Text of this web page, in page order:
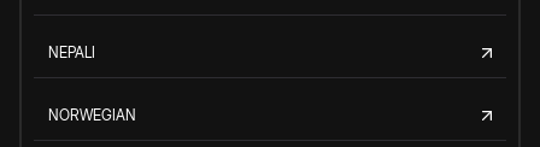
NEPALI
NORWEGIAN